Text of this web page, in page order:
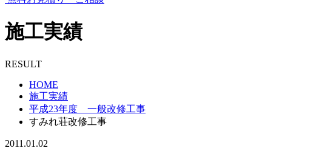
施工実績
RESULT
HOME
施工実績
平成23年度 一般改修工事
すみれ荘改修工事
2011.01.02